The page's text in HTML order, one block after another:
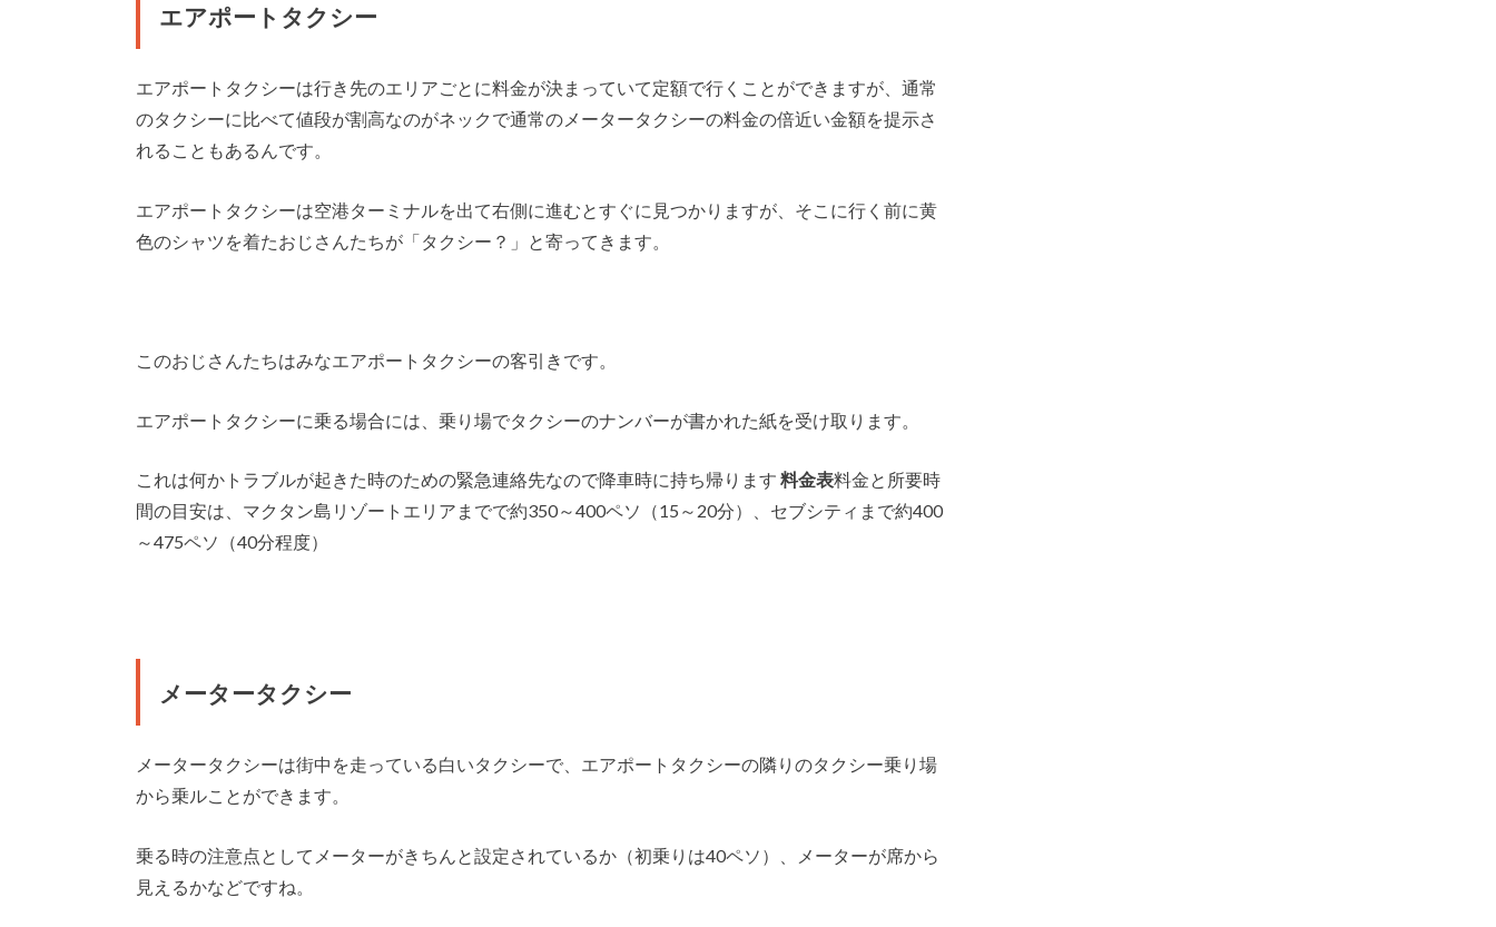
エアポートタクシー
エアポートタクシーは行き先のエリアごとに料金が決まっていて定額で行くことができますが、通常
のタクシーに比べて値段が割高なのがネックで通常のメータータクシーの料金の倍近い金額を提示さ
れることもあるんです。
エアポートタクシーは空港ターミナルを出て右側に進むとすぐに見つかりますが、そこに行く前に黄
色のシャツを着たおじさんたちが「タクシー？」と寄ってきます。
このおじさんたちはみなエアポートタクシーの客引きです。
エアポートタクシーに乗る場合には、乗り場でタクシーのナンバーが書かれた紙を受け取ります。
これは何かトラブルが起きた時のための緊急連絡先なので降車時に持ち帰ります 料金表料金と所要時
間の目安は、マクタン島リゾートエリアまでで約350～400ペソ（15～20分）、セブシティまで約400
～475ペソ（40分程度）
メータータクシー
メータータクシーは街中を走っている白いタクシーで、エアポートタクシーの隣りのタクシー乗り場
から乗ルことができます。
乗る時の注意点としてメーターがきちんと設定されているか（初乗りは40ペソ）、メーターが席から
見えるかなどですね。